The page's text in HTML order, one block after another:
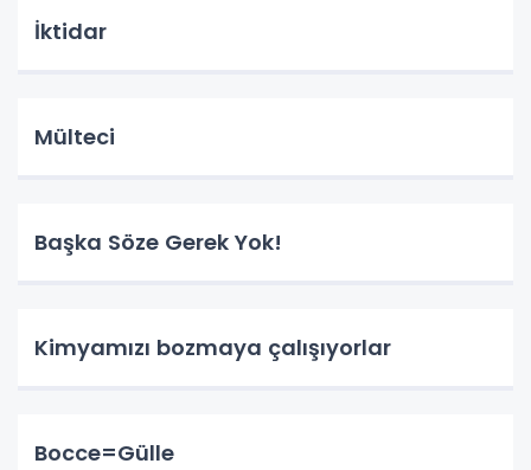
İktidar
Mülteci
Başka Söze Gerek Yok!
Kimyamızı bozmaya çalışıyorlar
Bocce=Gülle